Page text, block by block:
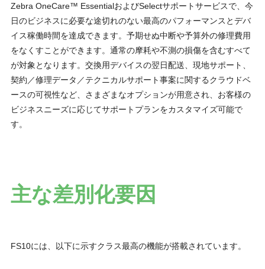
Zebra OneCare™ EssentialおよびSelectサポートサービスで、今
日のビジネスに必要な途切れのない最高のパフォーマンスとデバ
イス稼働時間を達成できます。予期せぬ中断や予算外の修理費用
をなくすことができます。通常の摩耗や不測の損傷を含むすべて
が対象となります。交換用デバイスの翌日配送、現地サポート、
契約／修理データ／テクニカルサポート事案に関するクラウドベ
ースの可視性など、さまざまなオプションが用意され、お客様の
ビジネスニーズに応じてサポートプランをカスタマイズ可能で
す。
主な差別化要因
FS10には、以下に示すクラス最高の機能が搭載されています。